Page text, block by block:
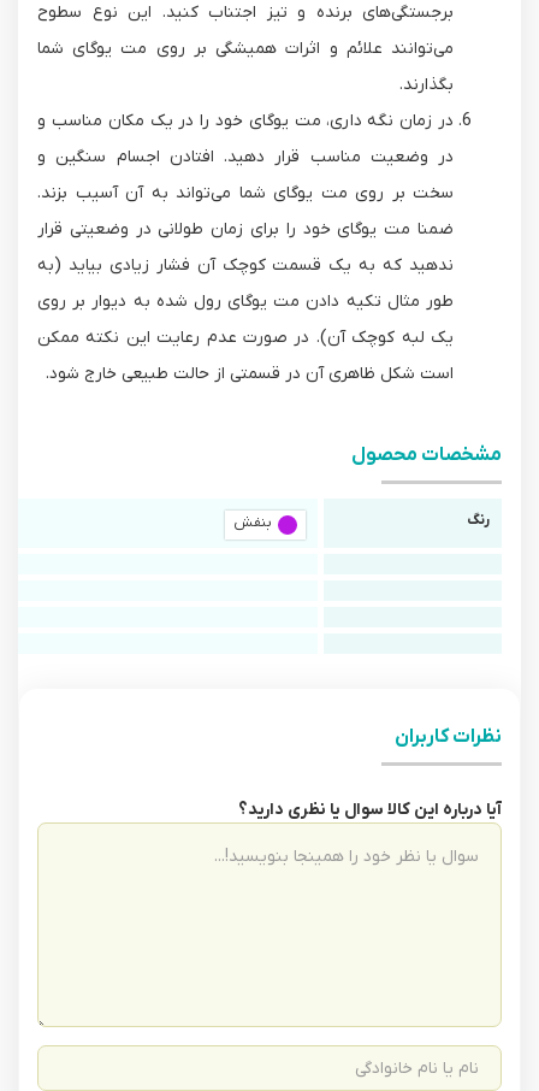
برجستگی‌های برنده و تیز اجتناب کنید. این نوع سطوح
می‌توانند علائم و اثرات همیشگی بر روی مت یوگای شما
بگذارند.
در زمان نگه داری، مت یوگای خود را در یک مکان مناسب و
در وضعیت مناسب قرار دهید. افتادن اجسام سنگین و
سخت بر روی مت یوگای شما می‌تواند به آن آسیب بزند.
ضمنا مت یوگای خود را برای زمان طولانی در وضعیتی قرار
ندهید که به یک قسمت کوچک آن فشار زیادی بیاید (به
طور مثال تکیه دادن مت یوگای رول شده به دیوار بر روی
یک لبه کوچک آن). در صورت عدم رعایت این نکته ممکن
است شکل ظاهری آن در قسمتی از حالت طبیعی خارج شود.
مشخصات محصول
رنگ بنفش
نظرات کاربران
آیا درباره این کالا سوال یا نظری دارید؟